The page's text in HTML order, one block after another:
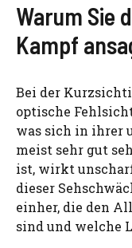
Warum Sie
Kampf
Bei der
optische
was sich in ihrer
meist sehr gut
ist, wirkt
dieser
einher, die den
sind und welche